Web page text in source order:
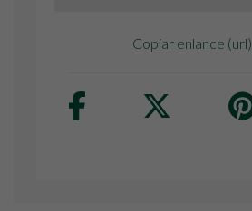
Copiar enlance (url)